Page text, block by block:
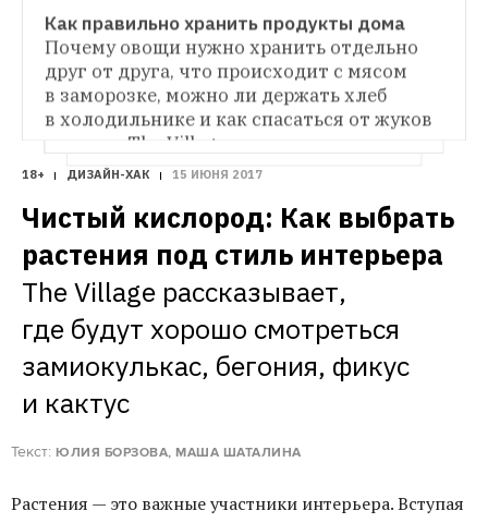
приспособления — необязательные
мелочи, способные сделать ваш дом
намного комфортнее
60-х или пастельных оттенков
Как правильно хранить продукты дома
Почему овощи нужно хранить отдельно
друг от друга, что происходит с мясом
в заморозке, можно ли держать хлеб
в холодильнике и как спасаться от жуков
в муке — The Village о хранении продуктов
18+ ДИЗАЙН-ХАК 15 ИЮНЯ 2017
Чистый кислород: Как выбрать
растения под стиль интерьера
The Village рассказывает,
где будут хорошо смотреться
замиокулькас, бегония, фикус
и кактус
Текст: ЮЛИЯ БОРЗОВА, МАША ШАТАЛИНА
Растения — это важные участники интерьера. Вступая